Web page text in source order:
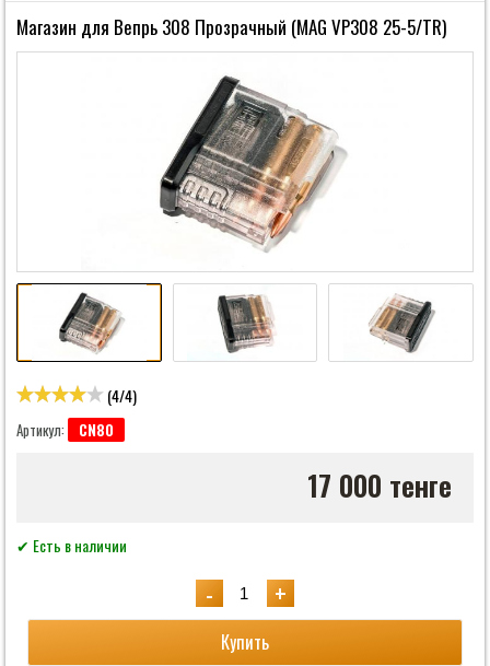
Магазин для Вепрь 308 Прозрачный (MAG VP308 25-5/TR)
(4/4)
Артикул: CN80
17 000 тенге
✔ Есть в наличии
+
-
Купить